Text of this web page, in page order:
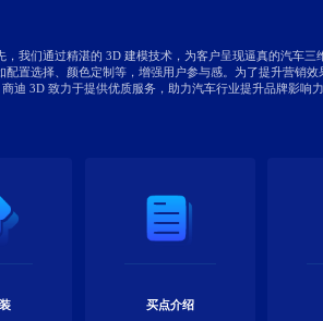
我们通过精湛的 3D 建模技术，为客户呈现逼真的汽车
置选择、颜色定制等，增强用户参与感。为了提升营销
迪 3D 致力于提供优质服务，助力汽车行业提升品牌影响
买点介绍